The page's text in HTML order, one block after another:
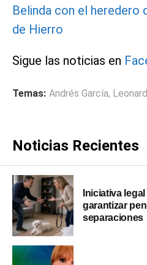
Belinda con el heredero
de Hierro
Sigue las noticias en
Temas: Andrés García,
Noticias Recientes
Iniciativa
garantizar
separaciones